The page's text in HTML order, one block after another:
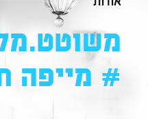
# מייפה